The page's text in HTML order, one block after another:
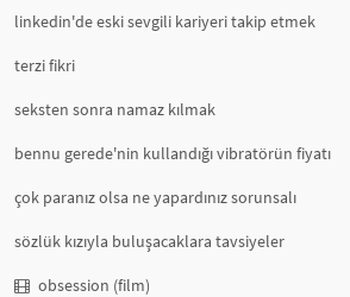
linkedin'de eski sevgili kariyeri takip etmek
terzi fikri
seksten sonra namaz kılmak
bennu gerede'nin kullandığı vibratörün fiyatı
çok paranız olsa ne yapardınız sorunsalı
sözlük kızıyla buluşacaklara tavsiyeler
obsession (film)